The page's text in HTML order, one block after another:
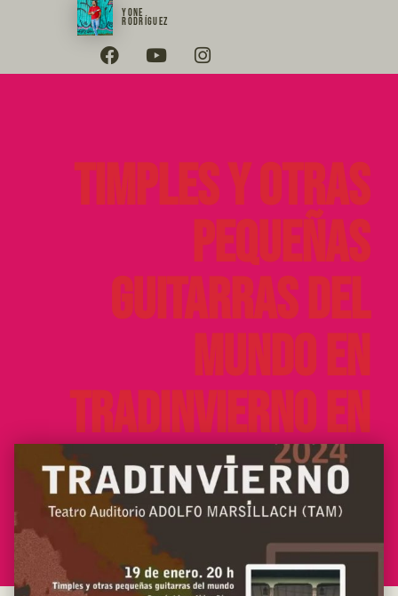
YONE
RODRÍGUEZ
Timples y Otras
Pequeñas
Guitarras del
Mundo en
Tradinvierno en
Madrid